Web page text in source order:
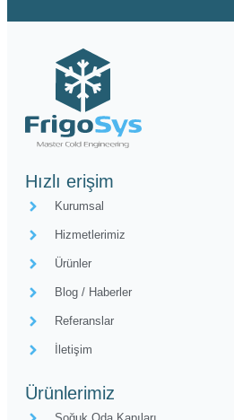
Hızlı erişim
Kurumsal
Hizmetlerimiz
Ürünler
Blog / Haberler
Referanslar
İletişim
Ürünlerimiz